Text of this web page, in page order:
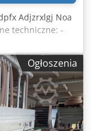
Adjzrxlgj Noa
techniczne: -
Ogłoszenia